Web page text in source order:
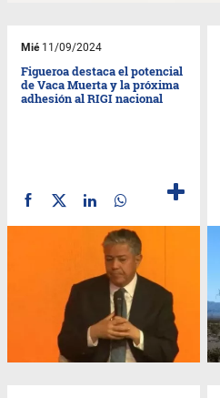
Mié11/09/2024
Figueroa destaca el potencial
de Vaca Muerta y la próxima
adhesión al RIGI nacional